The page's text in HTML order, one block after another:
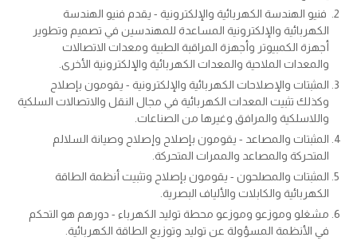
فنيو الهندسة الكهربائية والإلكترونية - يقدم فنيو الهندسة
الكهربائية والإلكترونية المساعدة للمهندسين في تصميم وتطوير
أجهزة الكمبيوتر وأجهزة المراقبة الطبية ومعدات الاتصالات
والمعدات الملاحية والمعدات الكهربائية والإلكترونية الأخرى.
المثبتات والإصلاحات الكهربائية والإلكترونية - يقومون بإصلاح
وكذلك تثبيت المعدات الكهربائية في مجال النقل والاتصالات السلكية
واللاسلكية والمرافق وغيرها من الصناعات.
المثبتات والمصاعد - يقومون بإصلاح وإصلاح وصيانة السلالم
المتحركة والمصاعد والممرات المتحركة.
المثبتات والمصلحون - يقومون بإصلاح وتثبيت أنظمة الطاقة
الكهربائية والكابلات والألياف البصرية.
مشغلو وموزعو وموزعو محطة توليد الكهرباء - دورهم هو التحكم
في الأنظمة المسؤولة عن توليد وتوزيع الطاقة الكهربائية.